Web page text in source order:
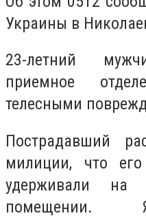
Украины в
23-летний
приемное
телесными
Пострадавший
милиции, что
удерживали
помещении.